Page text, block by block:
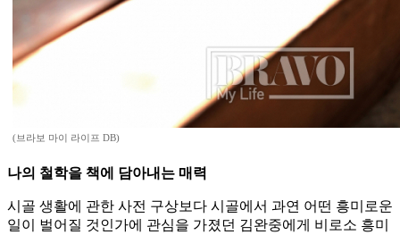
(브라보 마이 라이프 DB)
나의 철학을 책에 담아내는 매력
시골 생활에 관한 사전 구상보다 시골에서 과연 어떤 흥미로운
일이 벌어질 것인가에 관심을 가졌던 김완중에게 비로소 흥미